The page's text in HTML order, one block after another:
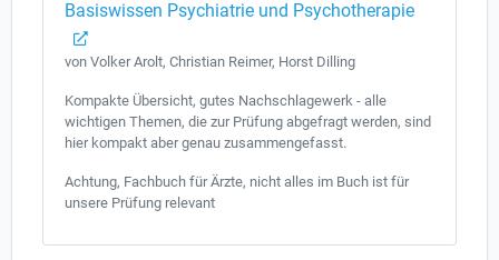
Basiswissen Psychiatrie und Psychotherapie
von Volker Arolt, Christian Reimer, Horst Dilling
Kompakte Übersicht, gutes Nachschlagewerk - alle
wichtigen Themen, die zur Prüfung abgefragt werden, sind
hier kompakt aber genau zusammengefasst.
Achtung, Fachbuch für Ärzte, nicht alles im Buch ist für
unsere Prüfung relevant